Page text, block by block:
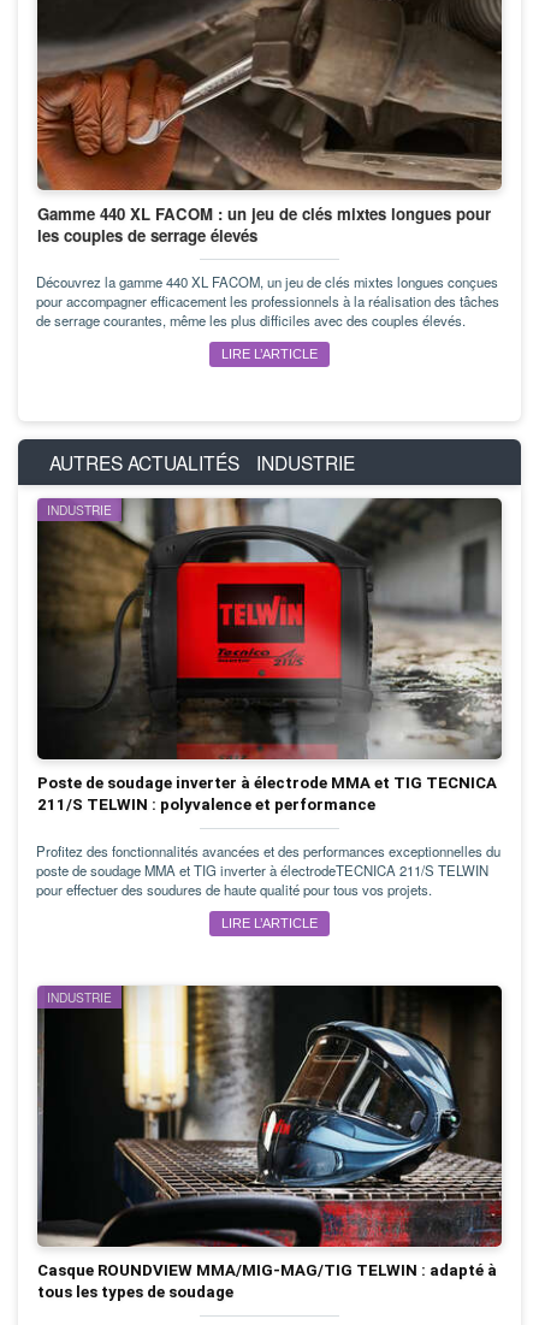
Gamme 440 XL FACOM : un jeu de clés mixtes longues pour
les couples de serrage élevés
Découvrez la gamme 440 XL FACOM, un jeu de clés mixtes longues conçues
pour accompagner efficacement les professionnels à la réalisation des tâches
de serrage courantes, même les plus difficiles avec des couples élevés.
LIRE L’ARTICLE
AUTRES ACTUALITÉS INDUSTRIE
INDUSTRIE
Poste de soudage inverter à électrode MMA et TIG TECNICA
211/S TELWIN : polyvalence et performance
Profitez des fonctionnalités avancées et des performances exceptionnelles du
poste de soudage MMA et TIG inverter à électrodeTECNICA 211/S TELWIN
pour effectuer des soudures de haute qualité pour tous vos projets.
LIRE L’ARTICLE
INDUSTRIE
Casque ROUNDVIEW MMA/MIG-MAG/TIG TELWIN : adapté à
tous les types de soudage